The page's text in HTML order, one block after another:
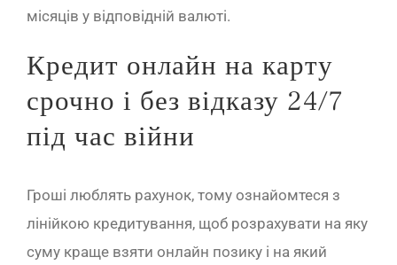
місяців у відповідній валюті.
Кредит онлайн на карту
срочно і без відказу 24/7
під час війни
Гроші люблять рахунок, тому ознайомтеся з
лінійкою кредитування, щоб розрахувати на яку
суму краще взяти онлайн позику і на який